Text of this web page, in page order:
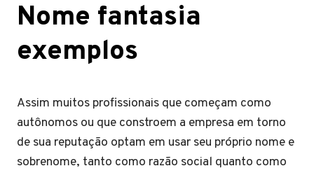
Nome fantasia
exemplos
Assim muitos profissionais que começam como
autônomos ou que constroem a empresa em torno
de sua reputação optam em usar seu próprio nome e
sobrenome, tanto como razão social quanto como